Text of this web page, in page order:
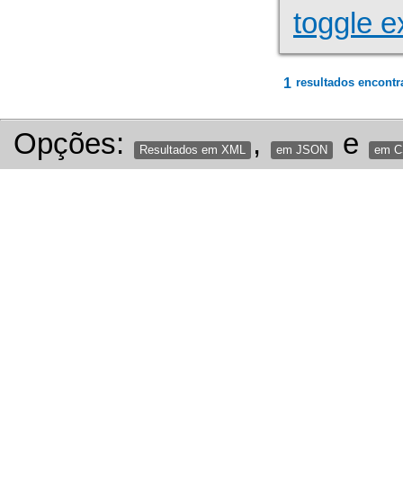
toggle
1 resultados
Opções: Resultados em XML , em JSON e em